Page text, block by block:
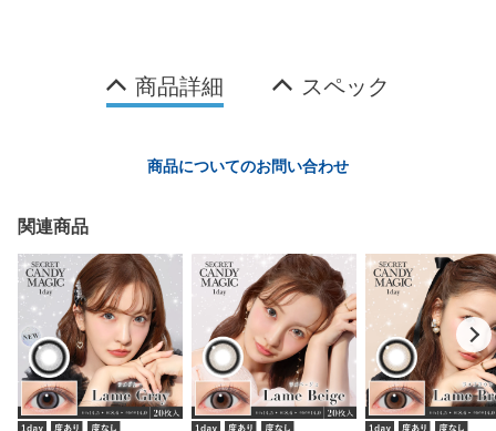
商品詳細 スペック
商品についてのお問い合わせ
関連商品